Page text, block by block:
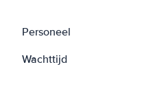
Personeel
Wachttijd